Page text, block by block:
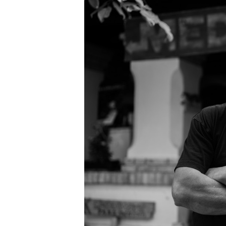
2026. augusztus 05.
Jazz-rock albumok 1983-ból - John Scofield „Out
2026. augusztus 05.
Jazz-rock albumok 1982-ből - John Scofield
Kikkel beszéltem 2.0 – 5. rész: D
Lemezek a hatvanas-hetvenes évekből - 84. rész:
Ashby – Memoirs
2026. augusztus 04.
10 éve halt meg lapunk főszerkesztő-helyettese,
2026. augusztus 04.
45 éve történt… Jazz-rock albumok 1981-ből -
2026. augusztus 03.
Jazz a Márványteremben – Mizar (2008. január 4.)